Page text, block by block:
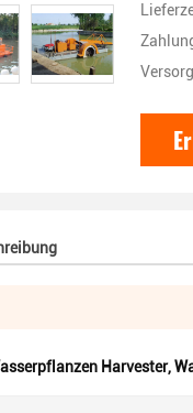
Harvester,